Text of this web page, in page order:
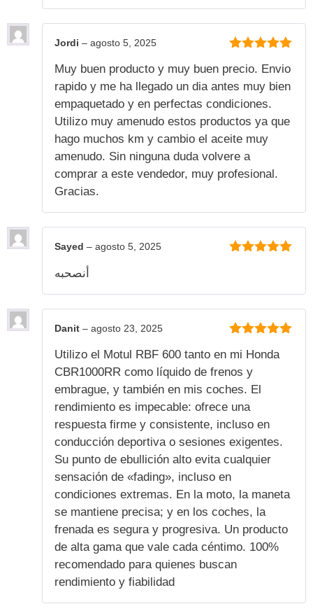
Jordi – agosto 5, 2025
Muy buen producto y muy buen precio. Envio
rapido y me ha llegado un dia antes muy bien
empaquetado y en perfectas condiciones.
Utilizo muy amenudo estos productos ya que
hago muchos km y cambio el aceite muy
amenudo. Sin ninguna duda volvere a
comprar a este vendedor, muy profesional.
Gracias.
Sayed – agosto 5, 2025
أنصحبه
Danit – agosto 23, 2025
Utilizo el Motul RBF 600 tanto en mi Honda
CBR1000RR como líquido de frenos y
embrague, y también en mis coches. El
rendimiento es impecable: ofrece una
respuesta firme y consistente, incluso en
conducción deportiva o sesiones exigentes.
Su punto de ebullición alto evita cualquier
sensación de «fading», incluso en
condiciones extremas. En la moto, la maneta
se mantiene precisa; y en los coches, la
frenada es segura y progresiva. Un producto
de alta gama que vale cada céntimo. 100%
recomendado para quienes buscan
rendimiento y fiabilidad